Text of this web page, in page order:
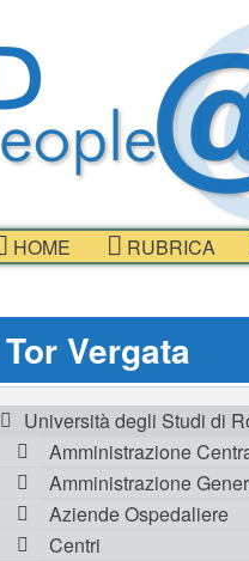
HOME RUBRICA
Tor Vergata
Università degli Studi di
Amministrazione
Amministrazione
Aziende Ospedaliere
Centri